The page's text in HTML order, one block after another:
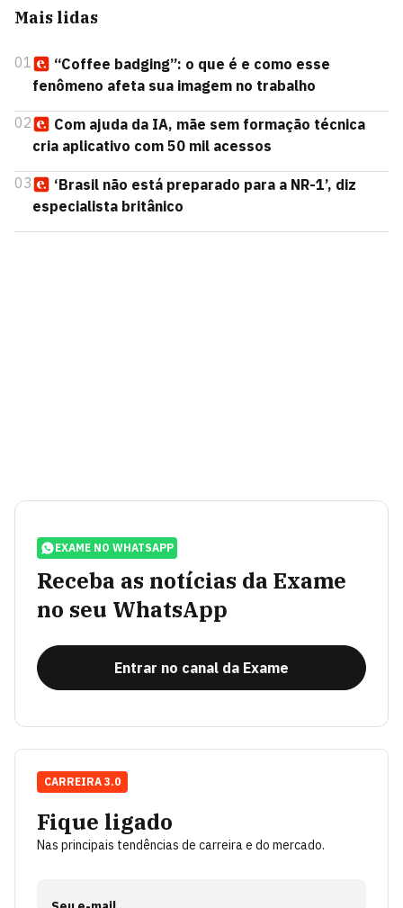
Mais lidas
01
“Coffee badging”: o que é e como esse
fenômeno afeta sua imagem no trabalho
02
Com ajuda da IA, mãe sem formação técnica
cria aplicativo com 50 mil acessos
03
‘Brasil não está preparado para a NR-1’, diz
especialista britânico
EXAME NO WHATSAPP
Receba as notícias da Exame
no seu WhatsApp
Entrar no canal da Exame
Fique ligado
Nas principais tendências de carreira e do mercado.
CARREIRA 3.0